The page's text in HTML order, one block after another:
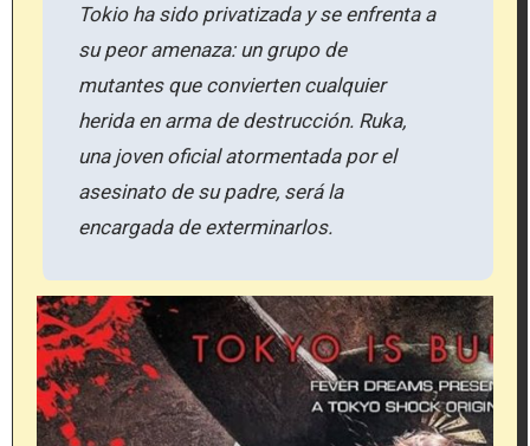
Tokio ha sido privatizada y se enfrenta a
su peor amenaza: un grupo de
mutantes que convierten cualquier
herida en arma de destrucción. Ruka,
una joven oficial atormentada por el
asesinato de su padre, será la
encargada de exterminarlos.